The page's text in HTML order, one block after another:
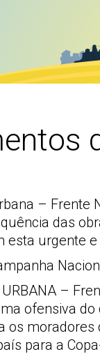
–
das
esta urgente
URBANA –
ofensiva
os moradores
para a